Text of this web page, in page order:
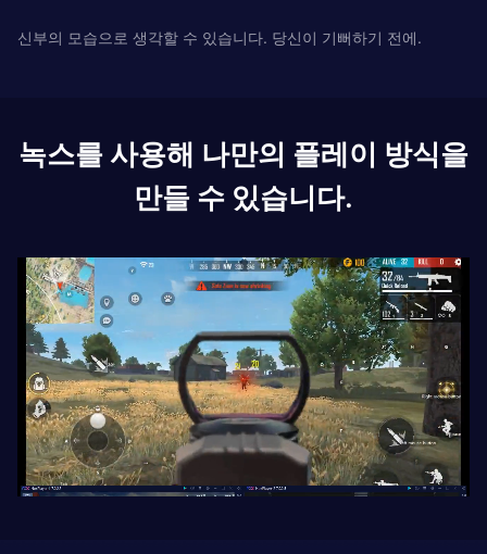
신부의 모습으로 생각할 수 있습니다. 당신이 기뻐하기 전에.
녹스를 사용해 나만의 플레이 방식을
만들 수 있습니다.